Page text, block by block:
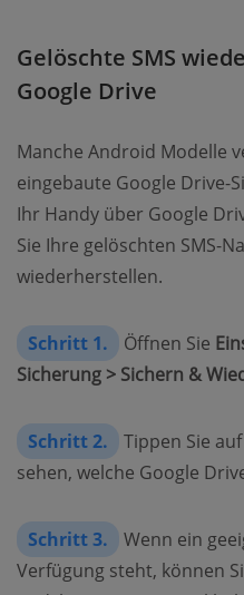
Gelöschte SMS
Google Drive
Manche Android Modelle
eingebaute Google Drive-
Ihr Handy über Google
Sie Ihre gelöschten SMS-
wiederherstellen.
Schritt 1. Öffnen Sie
Sicherung > Sichern &
Schritt 2. Tippen Sie auf
sehen, welche Google
Schritt 3.
Wenn ein
Verfügung steht, können